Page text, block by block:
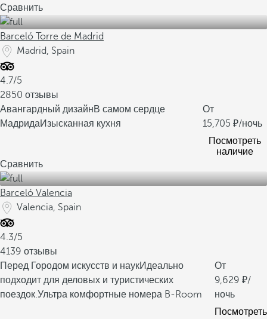
Сравнить
Barceló Torre de Madrid
Madrid, Spain
4.7/5
2850 отзывы
Авангардный дизайнВ самом сердце
МадридаИзысканная кухня
От
15,705
/ночь
Посмотреть
наличие
Сравнить
Barceló Valencia
Valencia, Spain
4.3/5
4139 отзывы
Перед Городом искусств и наукИдеально
подходит для деловых и туристических
поездок.Ультра комфортные номера B-Room
От
9,629
/
ночь
Посмотреть